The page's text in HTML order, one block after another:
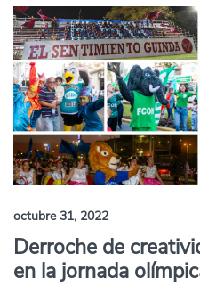
octubre 31, 2022
Derroche de
en la jornada